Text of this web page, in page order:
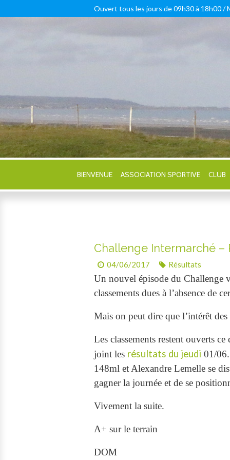
Ouvert tous les jours de 09h30 à 18h00 /
BIENVENUE ASSOCIATION SPORTIVE CLUB
Challenge Intermarché –
04/06/2017 Résultats
Un nouvel épisode du Challenge
classements dues à l’absence de
Mais on peut dire que l’intérêt des
Les classements restent ouverts
joint les résultats du jeudi 01/
148ml et Alexandre Lemelle se
gagner la journée et de se
Vivement la suite.
A+ sur le terrain
DOM